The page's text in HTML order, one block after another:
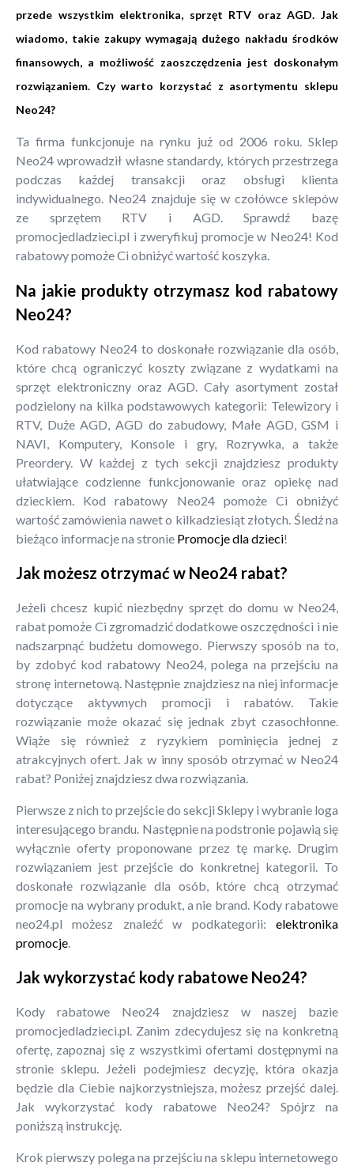
przede wszystkim elektronika, sprzęt RTV oraz AGD. Jak
wiadomo, takie zakupy wymagają dużego nakładu środków
finansowych, a możliwość zaoszczędzenia jest doskonałym
rozwiązaniem. Czy warto korzystać z asortymentu sklepu
Neo24?
Ta firma funkcjonuje na rynku już od 2006 roku. Sklep
Neo24 wprowadził własne standardy, których przestrzega
podczas każdej transakcji oraz obsługi klienta
indywidualnego. Neo24 znajduje się w czołówce sklepów
ze sprzętem RTV i AGD. Sprawdź bazę
promocjedladzieci.pl i zweryfikuj promocje w Neo24! Kod
rabatowy pomoże Ci obniżyć wartość koszyka.
Na jakie produkty otrzymasz kod rabatowy
Neo24?
Kod rabatowy Neo24 to doskonałe rozwiązanie dla osób,
które chcą ograniczyć koszty związane z wydatkami na
sprzęt elektroniczny oraz AGD. Cały asortyment został
podzielony na kilka podstawowych kategorii: Telewizory i
RTV, Duże AGD, AGD do zabudowy, Małe AGD, GSM i
NAVI, Komputery, Konsole i gry, Rozrywka, a także
Preordery. W każdej z tych sekcji znajdziesz produkty
ułatwiające codzienne funkcjonowanie oraz opiekę nad
dzieckiem. Kod rabatowy Neo24 pomoże Ci obniżyć
wartość zamówienia nawet o kilkadziesiąt złotych. Śledź na
bieżąco informacje na stronie Promocje dla dzieci!
Jak możesz otrzymać w Neo24 rabat?
Jeżeli chcesz kupić niezbędny sprzęt do domu w Neo24,
rabat pomoże Ci zgromadzić dodatkowe oszczędności i nie
nadszarpnąć budżetu domowego. Pierwszy sposób na to,
by zdobyć kod rabatowy Neo24, polega na przejściu na
stronę internetową. Następnie znajdziesz na niej informacje
dotyczące aktywnych promocji i rabatów. Takie
rozwiązanie może okazać się jednak zbyt czasochłonne.
Wiąże się również z ryzykiem pominięcia jednej z
atrakcyjnych ofert. Jak w inny sposób otrzymać w Neo24
rabat? Poniżej znajdziesz dwa rozwiązania.
Pierwsze z nich to przejście do sekcji Sklepy i wybranie loga
interesującego brandu. Następnie na podstronie pojawią się
wyłącznie oferty proponowane przez tę markę. Drugim
rozwiązaniem jest przejście do konkretnej kategorii. To
doskonałe rozwiązanie dla osób, które chcą otrzymać
promocje na wybrany produkt, a nie brand. Kody rabatowe
neo24.pl możesz znaleźć w podkategorii: elektronika
promocje.
Jak wykorzystać kody rabatowe Neo24?
Kody rabatowe Neo24 znajdziesz w naszej bazie
promocjedladzieci.pl. Zanim zdecydujesz się na konkretną
ofertę, zapoznaj się z wszystkimi ofertami dostępnymi na
stronie sklepu. Jeżeli podejmiesz decyzję, która okazja
będzie dla Ciebie najkorzystniejsza, możesz przejść dalej.
Jak wykorzystać kody rabatowe Neo24? Spójrz na
poniższą instrukcję.
Krok pierwszy polega na przejściu na sklepu internetowego